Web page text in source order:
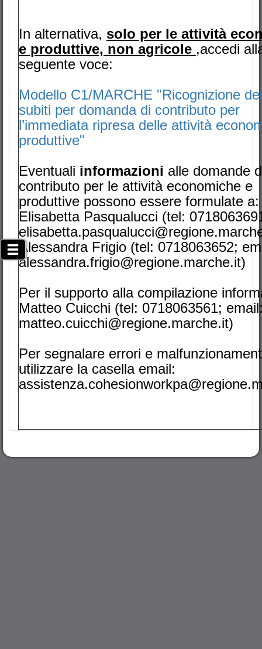
In alternativa, solo per le attività
e produttive, non agricole ,accedi
seguente voce:
Modello C1/MARCHE "Ricognizione
subiti per domanda di contributo per
l’immediata ripresa delle attività
produttive"
Eventuali informazioni alle domande
contributo per le attività economiche e
produttive possono essere formulate a:
Elisabetta Pasqualucci (tel:
Alessandra Frigio (tel: 0718063652;
alessandra.frigio@regione.marche.it)
Per il supporto alla compilazione
Matteo Cuicchi (tel: 0718063561;
matteo.cuicchi@regione.marche.it)
Per segnalare errori e
utilizzare la casella email: